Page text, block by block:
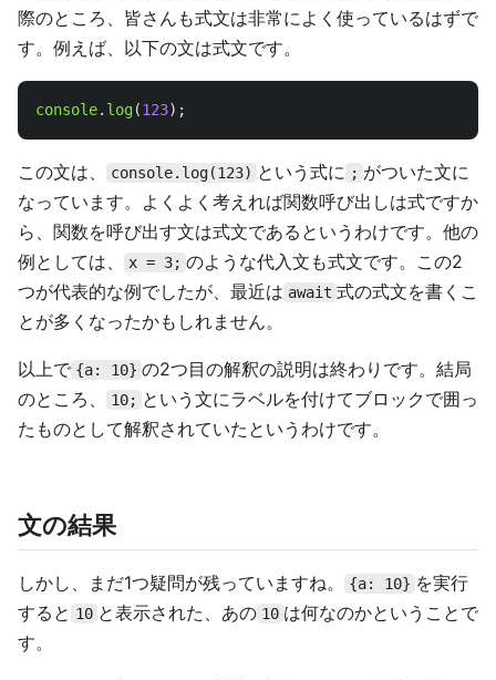
際のところ、皆さんも式文は非常によく使っているはずで
す。例えば、以下の文は式文です。
console. log(123);
この文は、 console.log(123) という式に ; がついた文に
なっています。よくよく考えれば関数呼び出しは式ですか
ら、関数を呼び出す文は式文であるというわけです。他の
例としては、
x = 3; のような代入文も式文です。この2
つが代表的な例でしたが、最近は await 式の式文を書くこ
とが多くなったかもしれません。
以上で {a: 10} の2つ目の解釈の説明は終わりです。結局
のところ、
10; という文にラベルを付けてブロックで囲っ
たものとして解釈されていたというわけです。
文の結果
しかし、まだ1つ疑問が残っていますね。 {a: 10} を実行
すると 10 と表示された、あの 10 は何なのかということで
す。